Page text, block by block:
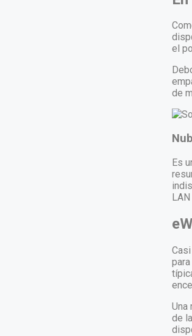
el
de
Es
Una
de